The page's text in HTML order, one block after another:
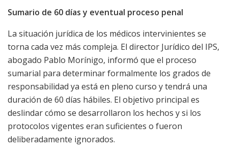
Sumario de 60 días y eventual proceso penal
La situación jurídica de los médicos intervinientes se
torna cada vez más compleja. El director Jurídico del IPS,
abogado Pablo Morínigo, informó que el proceso
sumarial para determinar formalmente los grados de
responsabilidad ya está en pleno curso y tendrá una
duración de 60 días hábiles. El objetivo principal es
deslindar cómo se desarrollaron los hechos y si los
protocolos vigentes eran suficientes o fueron
deliberadamente ignorados.